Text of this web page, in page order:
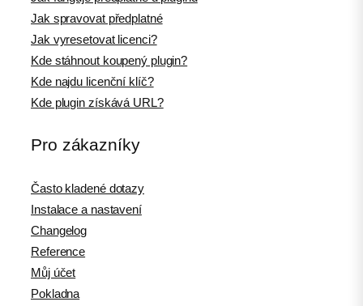
Jak spravovat předplatné
Jak vyresetovat licenci?
Kde stáhnout koupený plugin?
Kde najdu licenční klíč?
Kde plugin získává URL?
Pro zákazníky
Často kladené dotazy
Instalace a nastavení
Changelog
Reference
Můj účet
Pokladna